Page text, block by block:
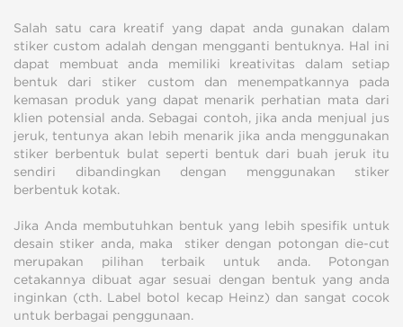
Salah satu cara kreatif yang dapat anda gunakan dalam
stiker custom adalah dengan mengganti bentuknya. Hal ini
dapat membuat anda memiliki kreativitas dalam setiap
bentuk dari stiker custom dan menempatkannya pada
kemasan produk yang dapat menarik perhatian mata dari
klien potensial anda. Sebagai contoh, jika anda menjual jus
jeruk, tentunya akan lebih menarik jika anda menggunakan
stiker berbentuk bulat seperti bentuk dari buah jeruk itu
sendiri dibandingkan dengan menggunakan stiker
berbentuk kotak.
Jika Anda membutuhkan bentuk yang lebih spesifik untuk
desain stiker anda, maka stiker dengan potongan die-cut
merupakan pilihan terbaik untuk anda. Potongan
cetakannya dibuat agar sesuai dengan bentuk yang anda
inginkan (cth. Label botol kecap Heinz) dan sangat cocok
untuk berbagai penggunaan.